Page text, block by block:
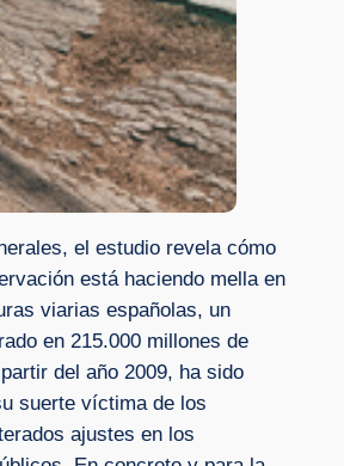
el estudio revela cómo
está haciendo mella en
viarias españolas, un
en 215.000 millones de
del año 2009, ha sido
suerte víctima de los
ajustes en los